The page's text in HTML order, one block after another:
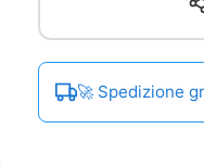
🚀 Spedizione